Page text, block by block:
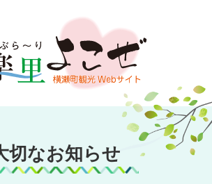
～里（ぶら～
り）よこぜ
切なお知らせ